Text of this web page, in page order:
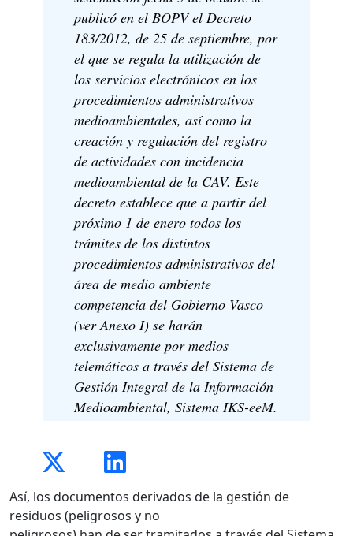
publicó en el BOPV el Decreto
183/2012, de 25 de septiembre, por
el que se regula la utilización de
los servicios electrónicos en los
procedimientos administrativos
medioambientales, así como la
creación y regulación del registro
de actividades con incidencia
medioambiental de la CAV. Este
decreto establece que a partir del
próximo 1 de enero todos los
trámites de los distintos
procedimientos administrativos del
área de medio ambiente
competencia del Gobierno Vasco
(ver Anexo I) se harán
exclusivamente por medios
telemáticos a través del Sistema de
Gestión Integral de la Información
Medioambiental, Sistema IKS-eeM.
Así, los documentos derivados de la gestión de
residuos (peligrosos y no